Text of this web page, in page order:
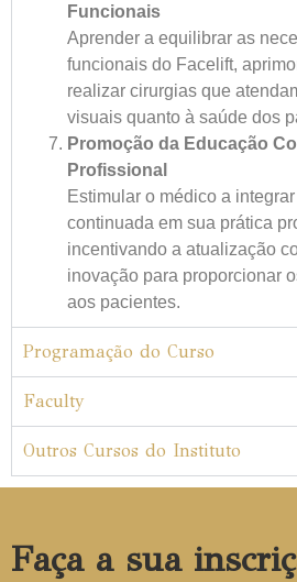
Funcionais
Aprender a equilibrar as
funcionais do Facelift,
realizar cirurgias que
visuais quanto à saúde dos
Promoção da Educação
Profissional
Estimular o médico a
continuada em sua prática
incentivando a atualização
inovação para proporcionar
aos pacientes.
Programação do Curso
Faculty
Outros Cursos do Instituto
Faça a sua